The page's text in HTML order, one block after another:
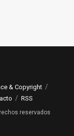
& Copyright
RSS
reservados